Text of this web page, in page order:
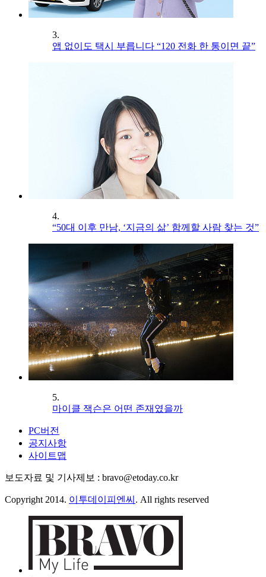
3.
앱 없이도 택시 부릅니다 “120 전화 한 통이면 끝”
4.
“50대 이후 만남, ‘지금의 삶’ 함께할 사람 찾는 것”
5.
마이클 잭슨은 어떤 존재였을까
PC버전
공지사항
사이트맵
보도자료 및 기사제보 : bravo@etoday.co.kr
Copyright 2014. 이투데이피엔씨 . All rights reserved